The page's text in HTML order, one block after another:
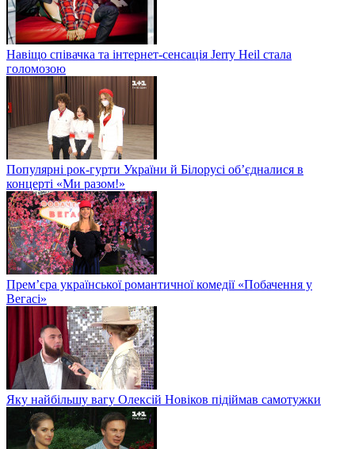
Навіщо співачка та інтернет-сенсація Jerry Heil стала
голомозою
Популярні рок-гурти України й Білорусі об’єдналися в
концерті «Ми разом!»
Прем’єра української романтичної комедії «Побачення у
Вегасі»
Яку найбільшу вагу Олексій Новіков підіймав самотужки